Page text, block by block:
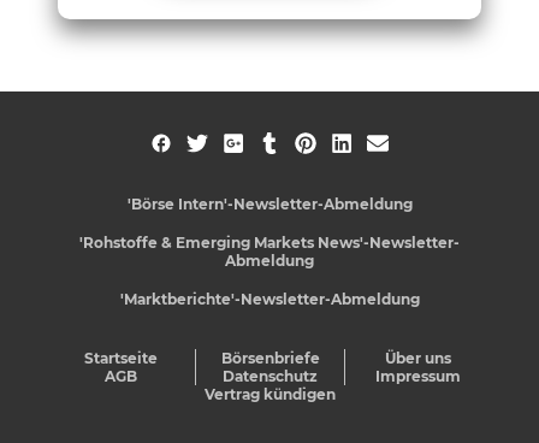
'Börse Intern'-Newsletter-Abmeldung
'Rohstoffe & Emerging Markets News'-Newsletter-
Abmeldung
'Marktberichte'-Newsletter-Abmeldung
Startseite Börsenbriefe
Über uns
AGB
Datenschutz
Impressum
Vertrag kündigen